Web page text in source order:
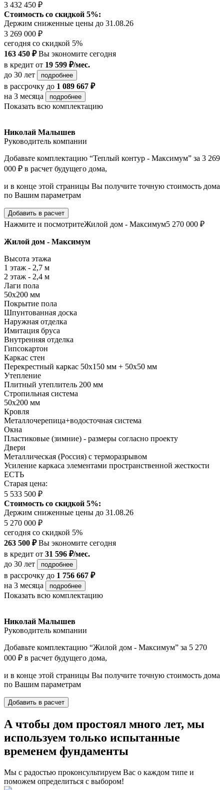
3 432 450 ₽
Стоимость со скидкой 5%:
Держим сниженные цены до 31.08.26
3 269 000 ₽
сегодня со скидкой 5%
163 450 ₽Вы экономите сегодня
в кредит от 19 599 ₽/мес.
до 30 лет
подробнее
в рассрочку до 1 089 667 ₽
на 3 месяца
подробнее
Показать всю комплектацию
Николай Малышев
Руководитель компании
Добавьте комплектацию “Теплый контур - Максимум” за 3 269
000 ₽ в расчет будущего дома,
и в конце этой страницы Вы получите точную стоимость дома
по Вашим параметрам
Добавить в расчет
Нажмите и посмотритеЖилой дом - Максимум5 270 000 ₽
Жилой дом - Максимум
Высота этажа
1 этаж - 2,7 м
2 этаж - 2,4 м
Лаги пола
50х200 мм
Покрытие пола
Шпунтованная доска
Наружная отделка
Имитация бруса
Внутренняя отделка
Гипсокартон
Каркас стен
Перекрестный каркас 50х150 мм + 50х50 мм
Утепление
Плитный утеплитель 200 мм
Стропильная система
50х200 мм
Кровля
Металлочерепица+водосточная система
Окна
Пластиковые (зимние) - размеры согласно проекту
Двери
Металлическая (Россия) с терморазрывом
Усиление каркаса элементами пространственной жесткости
ЕСТЬ
Старая цена:
5 533 500 ₽
Стоимость со скидкой 5%:
Держим сниженные цены до 31.08.26
5 270 000 ₽
сегодня со скидкой 5%
263 500 ₽Вы экономите сегодня
в кредит от 31 596 ₽/мес.
до 30 лет
подробнее
в рассрочку до 1 756 667 ₽
на 3 месяца
подробнее
Показать всю комплектацию
Николай Малышев
Руководитель компании
Добавьте комплектацию “Жилой дом - Максимум” за 5 270
000 ₽ в расчет будущего дома,
и в конце этой страницы Вы получите точную стоимость дома
по Вашим параметрам
Добавить в расчет
А чтобы дом простоял много лет, мы
используем только испытанные
временем фундаменты
Мы с радостью проконсультируем Вас о каждом типе и
поможем определиться с выбором!